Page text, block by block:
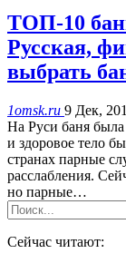
ТОП-10
Русская,
выбрать
1omsk.ru 9 Дек,
На Руси баня
и здоровое тело
странах парные
расслабления.
но парные…
Сейчас читают: